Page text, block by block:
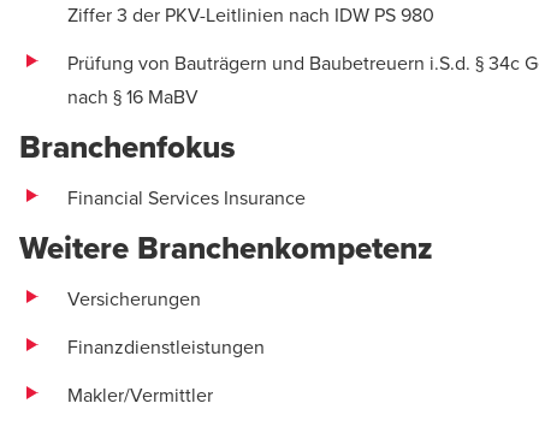
Ziffer 3 der PKV-Leitlinien nach IDW PS 980
Prüfung von Bauträgern und Baubetreuern i.S.d. § 34c
nach § 16 MaBV
Branchenfokus
Financial Services Insurance
Weitere Branchenkompetenz
Versicherungen
Finanzdienstleistungen
Makler/Vermittler